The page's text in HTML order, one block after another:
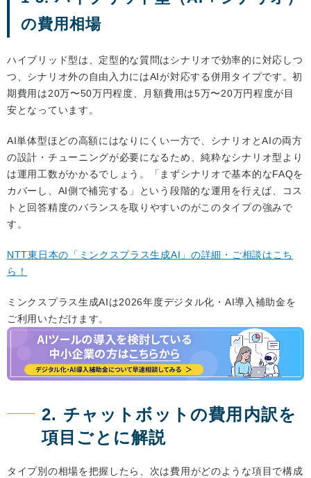
の費用相場
ハイブリッド型は、定型的な質問はシナリオで効率的に対応しつ
つ、シナリオ外の自由入力にはAIが対応する併用タイプです。初
期費用は20万〜50万円程度、月額費用は5万〜20万円程度が目
安となっています。
AI単体型ほどの高額にはなりにくい一方で、シナリオとAIの両方
の設計・チューニングが必要になるため、純粋なシナリオ型より
は運用工数がかかるでしょう。「まずシナリオで基本的なFAQを
カバーし、AI側で補完する」という段階的な運用を行えば、コス
トと回答精度のバランスを取りやすいのがこのタイプの強みで
す。
NTT東日本の「ミンクスプラス生成AI」の詳細・ご相談はこち
ら！
ミンクスプラス生成AIは2026年度デジタル化・AI導入補助金を
ご利用いただけます。
2. チャットボットの費用内訳を
項目ごとに解説
タイプ別の相場を把握したら、次は費用がどのような項目で構成